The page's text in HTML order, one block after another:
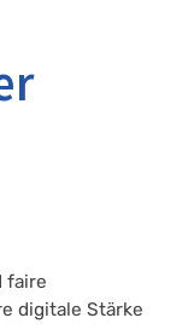
faire
digitale Stärke